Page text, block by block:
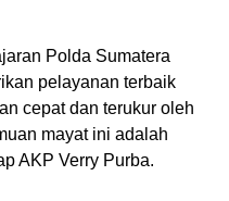
Polda Sumatera
pelayanan terbaik
cepat dan terukur oleh
mayat ini adalah
AKP Verry Purba.